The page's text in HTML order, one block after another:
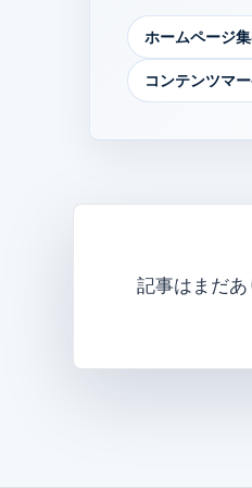
ホームページ
コンテンツマ
記事はまだあ